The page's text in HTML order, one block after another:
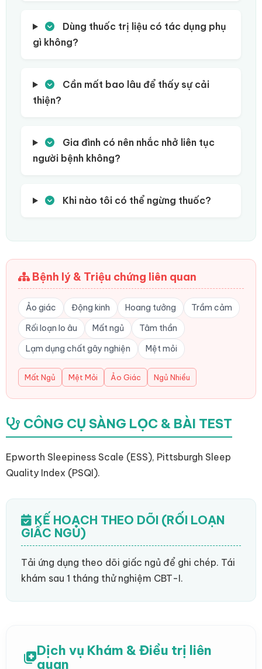
Dùng thuốc trị liệu có tác dụng phụ
gì không?
Cần mất bao lâu để thấy sự cải
thiện?
Gia đình có nên nhắc nhở liên tục
người bệnh không?
Khi nào tôi có thể ngừng thuốc?
Bệnh lý & Triệu chứng liên quan
Ảo giác Động kinh Hoang tưởng
Trầm cảm
Rối loạn lo âu
Mất ngủ
Tâm thần
Lạm dụng chất gây nghiện
Mệt mỏi
Mất Ngủ Mệt Mỏi Ảo Giác Ngủ Nhiều
CÔNG CỤ SÀNG LỌC & BÀI TEST
Epworth Sleepiness Scale (ESS), Pittsburgh Sleep
Quality Index (PSQI).
KẾ HOẠCH THEO DÕI (RỐI LOẠN
GIẤC NGỦ)
Tải ứng dụng theo dõi giấc ngủ để ghi chép. Tái
khám sau 1 tháng thử nghiệm CBT-I.
Dịch vụ Khám & Điều trị liên
quan